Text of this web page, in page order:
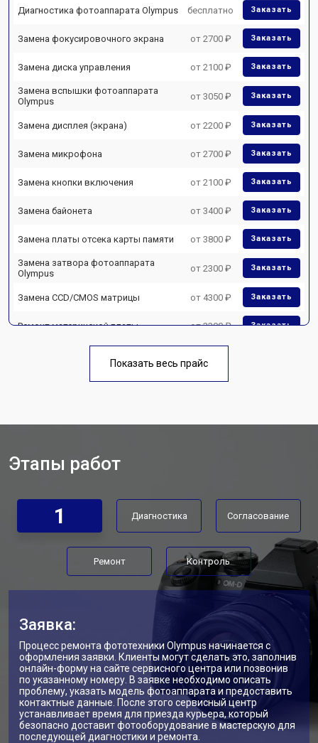
Диагностика фотоаппарата Olympus бесплатно Заказать
Замена фокусировочного экрана от 2700 ₽ Заказать
Замена диска управления от 2100 ₽ Заказать
Замена вспышки фотоаппарата
Olympus
от 3050 ₽ Заказать
Замена дисплея (экрана) от 2200 ₽ Заказать
Замена микрофона от 2700 ₽ Заказать
Замена кнопки включения от 2100 ₽ Заказать
Замена байонета от 3400 ₽ Заказать
Замена платы отсека карты памяти от 3800 ₽ Заказать
Замена затвора фотоаппарата
Olympus
от 2300 ₽ Заказать
Замена CCD/CMOS матрицы от 4300 ₽ Заказать
Ремонт материнской платы от 3300 ₽ Заказать
Чистка матрицы фотоаппарата
Показать весь прайс
Этапы работ
1 Диагностика Согласование
Ремонт Контроль
Заявка:
Процесс ремонта фототехники Olympus начинается с
оформления заявки. Клиенты могут сделать это, заполнив
онлайн-форму на сайте сервисного центра или позвонив
по указанному номеру. В заявке необходимо описать
проблему, указать модель фотоаппарата и предоставить
контактные данные. После этого сервисный центр
устанавливает время для приезда курьера, который
безопасно доставит фотооборудование в мастерскую для
последующей диагностики и ремонта.